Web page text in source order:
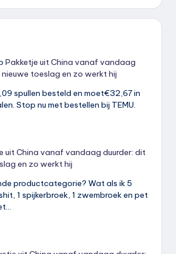
Pakketje uit China vanaf vandaag
nieuwe toeslag en zo werkt hij
spullen besteld en moet€32,67 in
Stop nu met bestellen bij TEMU.
uit China vanaf vandaag duurder: dit
en zo werkt hij
productcategorie? Wat als ik 5
1 spijkerbroek, 1 zwembroek en pet